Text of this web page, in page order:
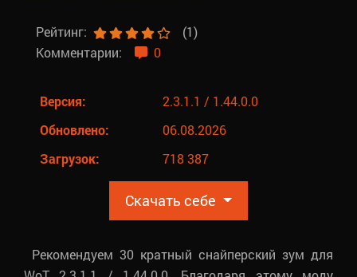
Рейтинг:
(1)
Комментарии:
0
Версия:
2.3.1.1 / 1.44.0.0
Обновлено:
06.08.2026
Загрузок:
718 387
Скачать себе
Рекомендуем 30 кратный снайперский зум для